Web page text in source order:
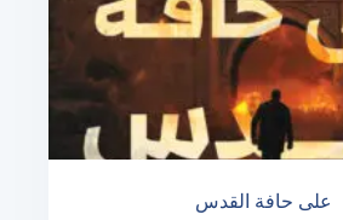
على حافة القدس